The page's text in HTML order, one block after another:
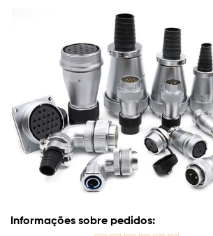
Informações sobre pedidos: